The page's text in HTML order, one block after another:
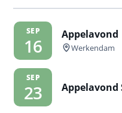
SEP
16
Appelavond
Werkendam
SEP
23